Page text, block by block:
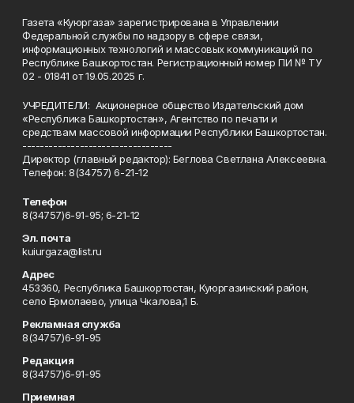
Газета «Куюргаза» зарегистрирована в Управлении
Федеральной службы по надзору в сфере связи,
информационных технологий и массовых коммуникаций по
Республике Башкортостан. Регистрационный номер ПИ № ТУ
02 - 01841 от 19.05.2025 г.
УЧРЕДИТЕЛИ: Акционерное общество Издательский дом
«Республика Башкортостан», Агентство по печати и
средствам массовой информации Республики Башкортостан.
----------------------------------
Директор (главный редактор): Беглова Светлана Алексеевна.
Телефон: 8(34757) 6-21-12
Телефон
8(34757)6-91-95; 6-21-12
Эл. почта
kuiurgaza@list.ru
Адрес
453360, Республика Башкортостан, Куюргазинский район,
село Ермолаево, улица Чкалова,1 Б.
Рекламная служба
8(34757)6-91-95
Редакция
8(34757)6-91-95
Приемная